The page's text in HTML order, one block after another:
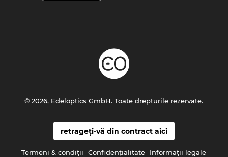
retrageți-vă din contract aici
Termeni & condiţii Confidenţialitate Informaţii legale
© 2026, Edeloptics GmbH. Toate drepturile rezervate.